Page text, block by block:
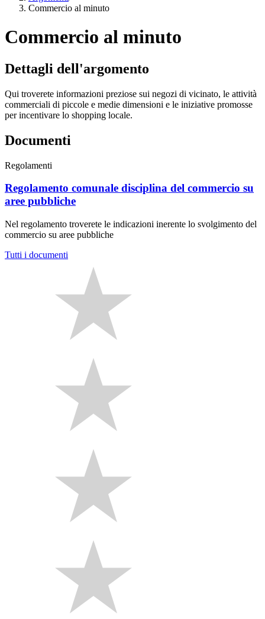
Commercio al minuto
Commercio al minuto
Dettagli dell'argomento
Qui troverete informazioni preziose sui negozi di vicinato, le attività
commerciali di piccole e medie dimensioni e le iniziative promosse
per incentivare lo shopping locale.
Documenti
Regolamenti
Regolamento comunale disciplina del commercio su
aree pubbliche
Nel regolamento troverete le indicazioni inerente lo svolgimento del
commercio su aree pubbliche
Tutti i documenti